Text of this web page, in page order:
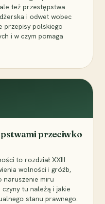
też przestępstwa
i odwet wobec
przepisy polskiego
i w czym pomaga
przeciwko
to rozdział XXIII
wolności i gróźb,
naruszenie miru
czyny tu należą i jakie
stanu prawnego.